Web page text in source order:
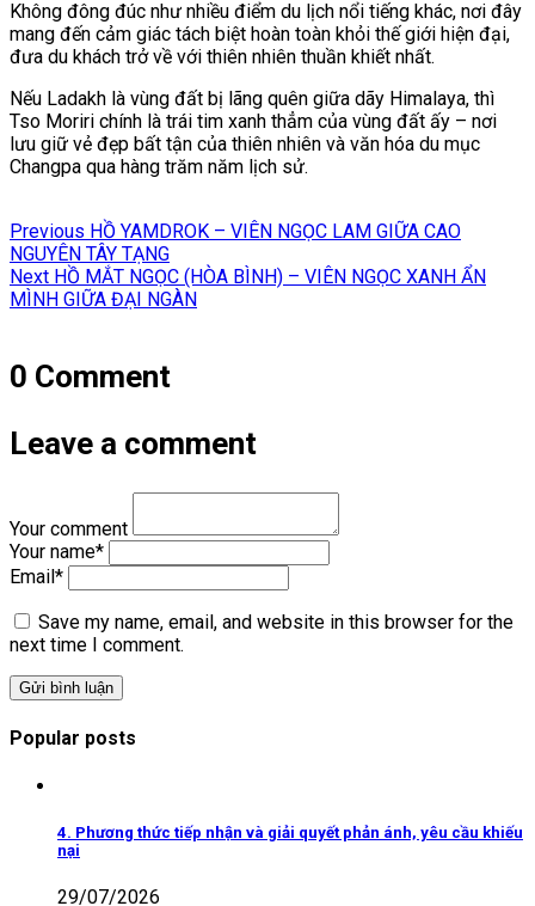
Không đông đúc như nhiều điểm du lịch nổi tiếng khác, nơi đây
mang đến cảm giác tách biệt hoàn toàn khỏi thế giới hiện đại,
đưa du khách trở về với thiên nhiên thuần khiết nhất.
Nếu Ladakh là vùng đất bị lãng quên giữa dãy Himalaya, thì
Tso Moriri chính là trái tim xanh thẳm của vùng đất ấy – nơi
lưu giữ vẻ đẹp bất tận của thiên nhiên và văn hóa du mục
Changpa qua hàng trăm năm lịch sử.
hướng
bài
Previous Previous
post:
HỒ YAMDROK – VIÊN NGỌC LAM GIỮA CAO
NGUYÊN TÂY TẠNG
Next Next
post:
HỒ MẮT NGỌC (HÒA BÌNH) – VIÊN NGỌC XANH ẨN
MÌNH GIỮA ĐẠI NGÀN
0 Comment
Leave a comment
Your comment
Your name*
Email *
Save my name, email, and website in this browser for the
next time I comment.
Popular posts
4. Phương thức tiếp nhận và giải quyết phản ánh, yêu cầu khiếu
nại
29/07/2026